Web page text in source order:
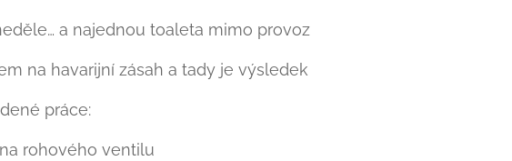
a najednou toaleta mimo provoz 😬
na havarijní zásah a tady je výsledek 👇
práce:
rohového ventilu